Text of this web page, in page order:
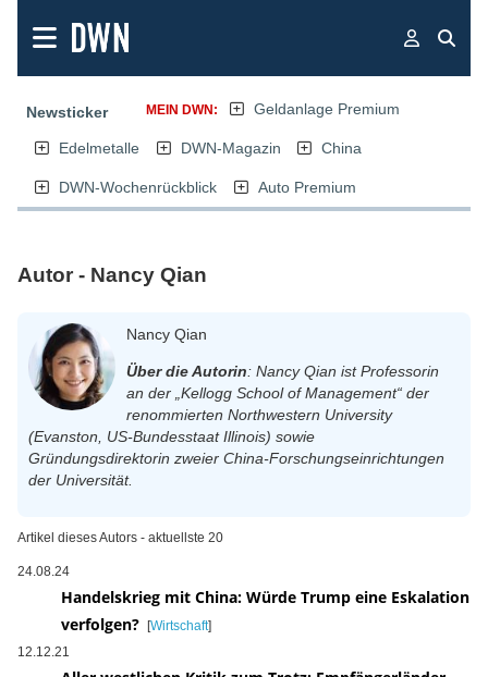
Newsticker MEIN DWN: Geldanlage Premium
Edelmetalle DWN-Magazin China
DWN-Wochenrückblick Auto Premium
Autor - Nancy Qian
Nancy Qian
Über die Autorin: Nancy Qian ist Professorin
an der „Kellogg School of Management“ der
renommierten Northwestern University
(Evanston, US-Bundesstaat Illinois) sowie
Gründungsdirektorin zweier China-Forschungseinrichtungen
der Universität.
Artikel dieses Autors - aktuellste 20
24.08.24
Handelskrieg mit China: Würde Trump eine Eskalation
verfolgen?
[Wirtschaft]
12.12.21